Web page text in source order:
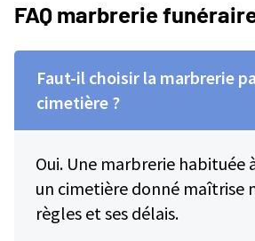
FAQ marbrerie
Faut-il choisir la marbrerie
cimetière ?
Oui. Une marbrerie habituée
un cimetière donné maîtrise
règles et ses délais.